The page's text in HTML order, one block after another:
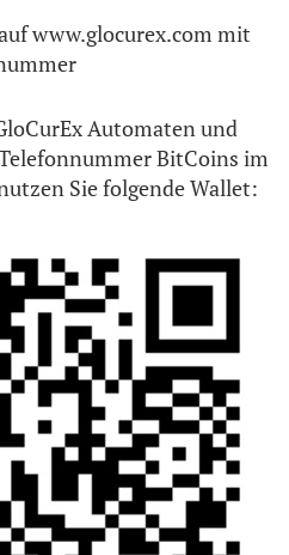
www.glocurex.com mit
Automaten und
BitCoins im
Sie folgende Wallet: